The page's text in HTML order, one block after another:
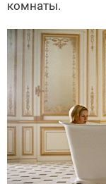
комнаты.